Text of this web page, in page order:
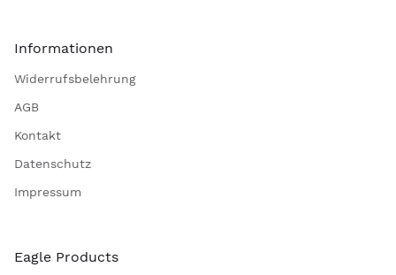
Informationen
Widerrufsbelehrung
AGB
Kontakt
Datenschutz
Impressum
Eagle Products